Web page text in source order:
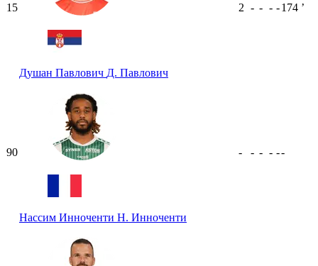
15
Душан Павлович Д. Павлович
2 - - - -174 ʼ
90
Нассим Инноченти Н. Инноченти
- - - - --